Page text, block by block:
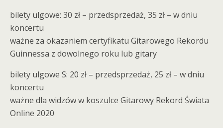
bilety ulgowe: 30 zł – przedsprzedaż, 35 zł – w dniu
koncertu
ważne za okazaniem certyfikatu Gitarowego Rekordu
Guinnessa z dowolnego roku lub gitary
bilety ulgowe S: 20 zł – przedsprzedaż, 25 zł – w dniu
koncertu
ważne dla widzów w koszulce Gitarowy Rekord Świata
Online 2020